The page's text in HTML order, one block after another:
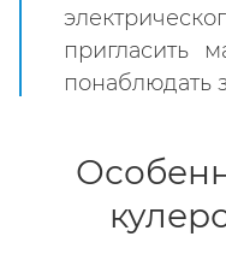
пригласить
понаблюдать